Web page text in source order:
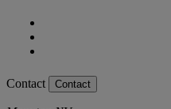
Contact Contact